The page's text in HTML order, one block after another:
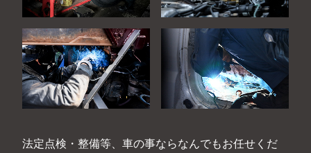
法定点検・整備等、車の事ならなんでもお任せくだ